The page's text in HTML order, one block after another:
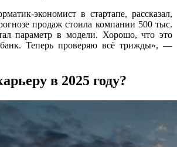
экономист в стартапе, рассказал,
продаж стоила компании 500 тыс.
параметр в модели. Хорошо, что это
Теперь проверяю всё трижды», —
в 2025 году?